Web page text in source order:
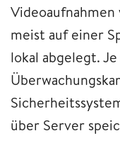
Videoaufnahmen
meist auf einer
lokal abgelegt.
über Server